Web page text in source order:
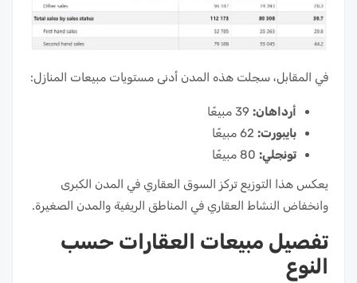
في المقابل، سجلت هذه المدن أدنى مستويات مبيعات المنازل:
أرداهان:
بايبورت:
تونجلي:
يعكس هذا التوزيع تركز السوق العقاري في المدن الكبرى
وانخفاض النشاط العقاري في المناطق الريفية والمدن الصغيرة.
تفصيل مبيعات العقارات حسب
النوع